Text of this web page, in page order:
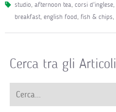
studio, afternoon tea, corsi d'inglese,
breakfast, english food, fish & chips,
Cerca tra gli Articoli